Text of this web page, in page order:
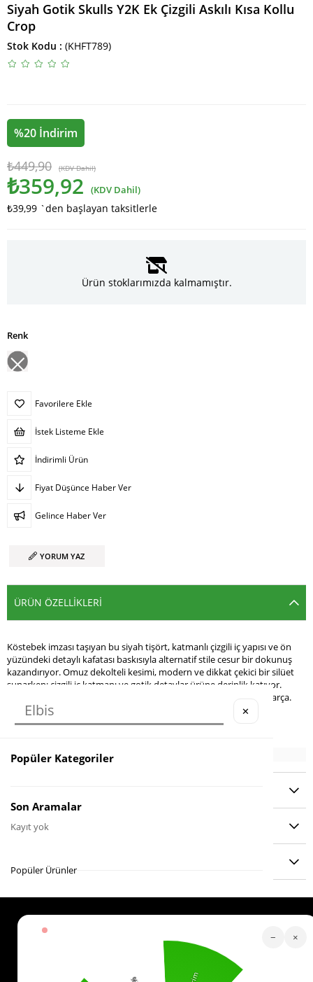
Siyah Gotik Skulls Y2K Ek Çizgili Askılı Kısa Kollu
Crop
Stok Kodu (KHFT789)
%20 İndirim
₺449,90 (KDV Dahil)
₺359,92 (KDV Dahil)
₺39,99 `den başlayan taksitlerle
Ürün stoklarımızda kalmamıştır.
Renk
Favorilere Ekle
İstek Listeme Ekle
İndirimli Ürün
Fiyat Düşünce Haber Ver
Gelince Haber Ver
YORUM YAZ
ÜRÜN ÖZELLIKLERI
Köstebek imzası taşıyan bu siyah tişört, katmanlı çizgili iç yapısı ve ön
yüzündeki detaylı kafatası baskısıyla alternatif stile cesur bir dokunuş
kazandırıyor. Omuz dekolteli kesimi, modern ve dikkat çekici bir silüet
sunarken; çizgili iç katmanı ve gotik detaylar ürüne derinlik katıyor.
Günlük kullanıma uygun, fark yaratmak isteyenler için ideal bir parça.
ÖDEME SEÇENEKLERI
Köstebek Destek
− ×
✕
Popüler Kategoriler
Son Aramalar
Kayıt yok
Popüler Ürünler